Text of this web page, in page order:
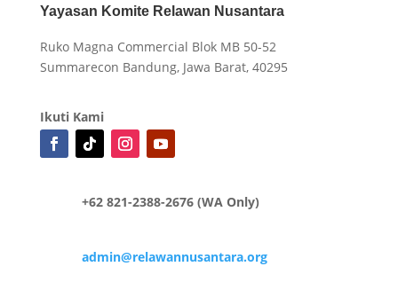
Yayasan Komite Relawan Nusantara
Ruko Magna Commercial Blok MB 50-52
Summarecon Bandung, Jawa Barat, 40295
Ikuti Kami
+62 821-2388-2676 (WA Only)
admin@relawannusantara.org